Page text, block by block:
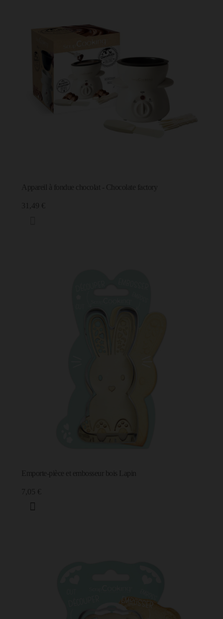
Appareil à fondue chocolat - Chocolate factory
31,49 €
Emporte-pièce et embosseur bois Lapin
7,05 €